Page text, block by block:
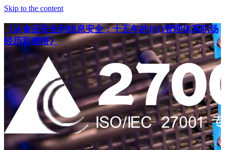
Skip to the content
《从食品安全到信息安全：十五年的ISO管理体系职场
经历和感悟》